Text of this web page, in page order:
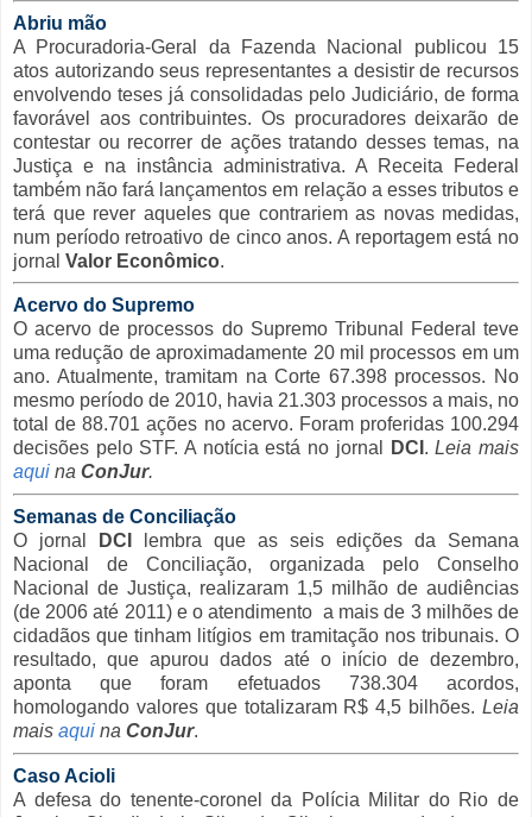
Abriu mão
A Procuradoria-Geral da Fazenda Nacional publicou 15
atos autorizando seus representantes a desistir de recursos
envolvendo teses já consolidadas pelo Judiciário, de forma
favorável aos contribuintes. Os procuradores deixarão de
contestar ou recorrer de ações tratando desses temas, na
Justiça e na instância administrativa. A Receita Federal
também não fará lançamentos em relação a esses tributos e
terá que rever aqueles que contrariem as novas medidas,
num período retroativo de cinco anos. A reportagem está no
jornal Valor Econômico.
Acervo do Supremo
O acervo de processos do Supremo Tribunal Federal teve
uma redução de aproximadamente 20 mil processos em um
ano. Atualmente, tramitam na Corte 67.398 processos. No
mesmo período de 2010, havia 21.303 processos a mais, no
total de 88.701 ações no acervo. Foram proferidas 100.294
decisões pelo STF. A notícia está no jornal
DCI .Leia mais
aqui na ConJur.
Semanas de Conciliação
O jornal
DCI
lembra que as seis edições da Semana
Nacional de Conciliação, organizada pelo Conselho
Nacional de Justiça, realizaram 1,5 milhão de audiências
(de 2006 até 2011) e o atendimento a mais de 3 milhões de
cidadãos que tinham litígios em tramitação nos tribunais. O
resultado, que apurou dados até o início de dezembro,
aponta que foram efetuados 738.304 acordos,
homologando valores que totalizaram R$ 4,5 bilhões. Leia
mais aqui na ConJur.
Caso Acioli
A defesa do tenente-coronel da Polícia Militar do Rio de